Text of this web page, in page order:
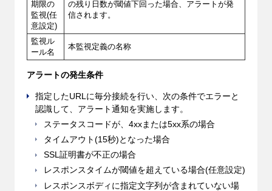
期限の
監視(任
意設定)
の残り日数が閾値下回った場合、アラートが発
信されます。
監視ル
ール名
本監視定義の名称
アラートの発生条件
指定したURLに毎分接続を行い、次の条件でエラーと
認識して、アラート通知を実施します。
ステータスコードが、4xxまたは5xx系の場合
タイムアウト(15秒)となった場合
SSL証明書が不正の場合
レスポンスタイムが閾値を超えている場合(任意設定)
レスポンスボディに指定文字列が含まれていない場